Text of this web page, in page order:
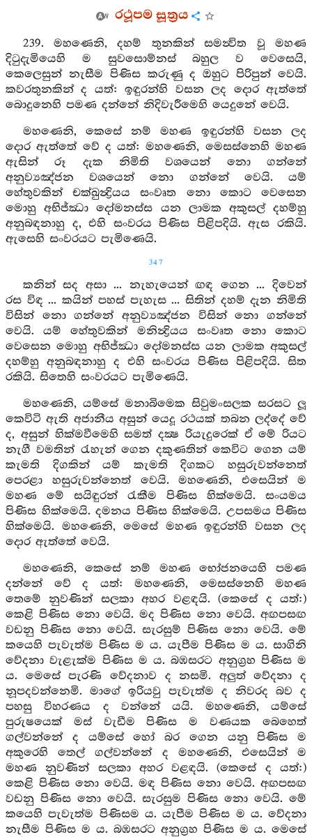
රථූපම සූත්‍රය
239. මහණෙනි, දහම් තුනකින් සමන්‍විත වූ මහණ
දිටුදැමියෙහි ම සුවසොම්නස් බහුල ව වෙසෙයි,
කෙලෙසුන් නැසීම පිණිස කරුණු ද ඔහුට පිරිපුන් වෙයි.
කවරතුනකින් ද යත්: ඉඳුරන්හි වසන ලද දොර ඇත්තේ
බොදුනෙහි පමණ දන්නේ නිදිවැරීමෙහි යෙදුනේ වෙයි.
මහණෙනි, කෙසේ නම් මහණ ඉඳුරන්හි වසන ලද
දොර ඇත්තේ වේ ද යත්: මහණෙනි, මෙසස්නෙහි මහණ
ඇසින් රූ දැක නිමිති වශයෙන් නො ගන්නේ
අනුව්‍යඤ්ජන වශයෙන් නො ගන්නේ වෙයි. යම්
හේතුවකින් චක්ඛුන්‍ද්‍රියය සංවෘත නො කොට වෙසෙන
මොහු අභිජ්ඣා දෝමනස්ස යන ලාමක අකුසල් දහම්හු
අනුබඳනාහු ද, එහි සංවරය පිණිස පිළිපදියි. ඇස රකියි.
ඇසෙහි සංවරයට පැමිණෙයි.
347
කනින් සද අසා ... නැහැයෙන් ඟඳ ගෙන ... දිවෙන්
රස විඳ ... කයින් පහස් පැහැස ... සිතින් දහම් දැන නිමිති
විසින් නො ගන්නේ අනුව්‍යඤ්ජන විසින් නො ගන්නේ
වෙයි. යම් හේතුවකින් මනින්‍ද්‍රියය සංවෘත නො කොට
වෙසෙන මොහු අභිජ්ඣා දෝමනස්ස යන ලාමක අකුසල්
දහම්හු අනුබඳනාහු ද එහි සංවරය පිණිස පිළිපදියි. සිත
රකියි. සිතෙහි සංවරයට පැමිණෙයි.
මහණෙනි, යම්සේ මනාබිමෙක සිවුමංසලක සරසට ලූ
කෙවිටි ඇති අජානීය අසුන් යෙදූ රථයක් තබන ලද්දේ වේ
ද, අසුන් හික්මවීමෙහි සමත් දක්‍ෂ රියැදුරෙක් ඒ මේ රියට
නැගී වමතින් රැහැන් ගෙන දකුණතින් කෙවිට ගෙන යම්
කැමති දිගකින් යම් කැමති දිගකට හසුරුවන්නෙත්
පෙරළා හසුරුවන්නෙත් වෙයි. මහණෙනි, එසෙයින් ම
මහණ මේ සයිඳුරන් රැකීම පිණිස හික්මෙයි. සංයමය
පිණිස හික්මෙයි. දමනය පිණිස හික්මෙයි. උපසමය පිණිස
හික්මෙයි. මහණෙනි, මෙසේ මහණ ඉඳුරන්හි වසන ලද
දොර ඇත්තේ වෙයි.
මහණෙනි, කෙසේ නම් මහණ භෝජනයෙහි පමණ
දන්නේ වේ ද යත්: මහණෙනි, මෙසස්නෙහි මහණ
තෙමේ නුවණින් සලකා අහර වළඳයි. (කෙසේ ද යත්:)
කෙළි පිණිස නො වෙයි. මද පිණිස නො වෙයි. අඟපසඟ
වඩනු පිණිස නො වෙයි. සැරසුම් පිණිස නො වෙයි. මේ
කයෙහි පැවැත්ම පිණිස ම ය. යැපීම පිණිස ම ය. සාගිනි
වේදනා වැළැක්ම පිණිස ම ය. බඹසරට අනුග්‍රහ පිණිස ම
ය. මෙසේ පැරණි වේදනාව ද නසමි. අලුත් වේදනා ද
නූපදවන්නෙමි. මාගේ ඉරියවු පැවැත්ම ද නිවරද බව ද
පහසු විහරණය ද වන්නේ යයි. මහණෙනි, යම්සේ
පුරුෂයෙක් මස් වැඩීම පිණිස ම වණයක බෙහෙත්
ගල්වන්නේ ද යම්සේ හෝ බර ගෙන යනු පිණිස ම
අකුරෙහි තෙල් ගල්වන්නේ ද මහණෙනි, එසෙයින් ම
මහණ නුවණින් සලකා අහර වළඳයි. (කෙසේ ද යත්:)
කෙළි පිණිස නො වෙයි. මඳ පිණිස නො වෙයි. අඟපසඟ
වඩනු පිණිස නො වෙයි. සැරසුම පිණිස නො වෙයි. මේ
කයෙහි පැවැත්ම පිණිසම ය. යැපීම පිණිස ම ය. වේදනා
නැසීම පිණිස ම ය. බඹසරට අනුග්‍රහ පිණිස ම ය. මෙසේ